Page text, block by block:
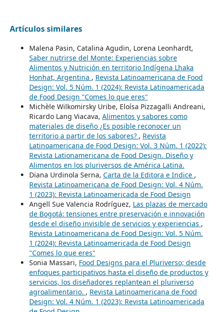
Artículos similares
Malena Pasin, Catalina Agudin, Lorena Leonhardt,
Saber nutrirse del Monte: Experiencias sobre
Alimentos y Nutrición en territorio Indígena Lhaka
Honhat, Argentina , Revista Latinoamericana de Food
Design: Vol. 5 Núm. 1 (2024): Revista Latinoamericada
de Food Design "Comes lo que eres"
Michèle Wilkomirsky Uribe, Eloísa Pizzagalli Andreani,
Ricardo Lang Viacava, Alimentos y sabores como
materiales de diseño ¿Es posible reconocer un
territorio a partir de los sabores? , Revista
Latinoamericana de Food Design: Vol. 3 Núm. 1 (2022):
Revista Lationamericana de Food Design. Diseño y
Alimentos en los pluriversos de América Latina.
Diana Urdinola Serna, Carta de la Editora e Indice ,
Revista Latinoamericana de Food Design: Vol. 4 Núm.
1 (2023): Revista Latinoamericada de Food Design
Angell Sue Valencia Rodríguez, Las plazas de mercado
de Bogotá: tensiones entre preservación e innovación
desde el diseño invisible de servicios y experiencias ,
Revista Latinoamericana de Food Design: Vol. 5 Núm.
1 (2024): Revista Latinoamericada de Food Design
"Comes lo que eres"
Sonia Massari, Food Designs para el Pluriverso; desde
enfoques participativos hasta el diseño de productos y
servicios, los diseñadores replantean el pluriverso
agroalimentario. , Revista Latinoamericana de Food
Design: Vol. 4 Núm. 1 (2023): Revista Latinoamericada